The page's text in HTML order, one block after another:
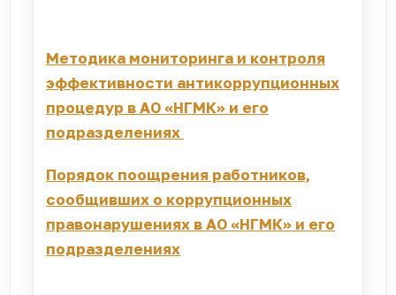
Методика мониторинга и контроля
эффективности антикоррупционных
процедур в АО «НГМК» и его
подразделениях
Порядок поощрения работников,
сообщивших о коррупционных
правонарушениях в АО «НГМК» и его
подразделениях